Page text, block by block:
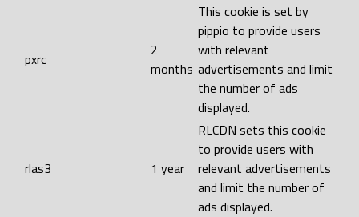
pxrc
2
months
This cookie is set by
pippio to provide users
with relevant
advertisements and limit
the number of ads
displayed.
rlas3 1 year
RLCDN sets this cookie
to provide users with
relevant advertisements
and limit the number of
ads displayed.